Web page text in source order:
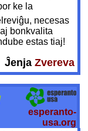
ke la
necesas
bonkvalita
estas tiaj!
Ĵenja Zvereva
esperanto-
usa.org